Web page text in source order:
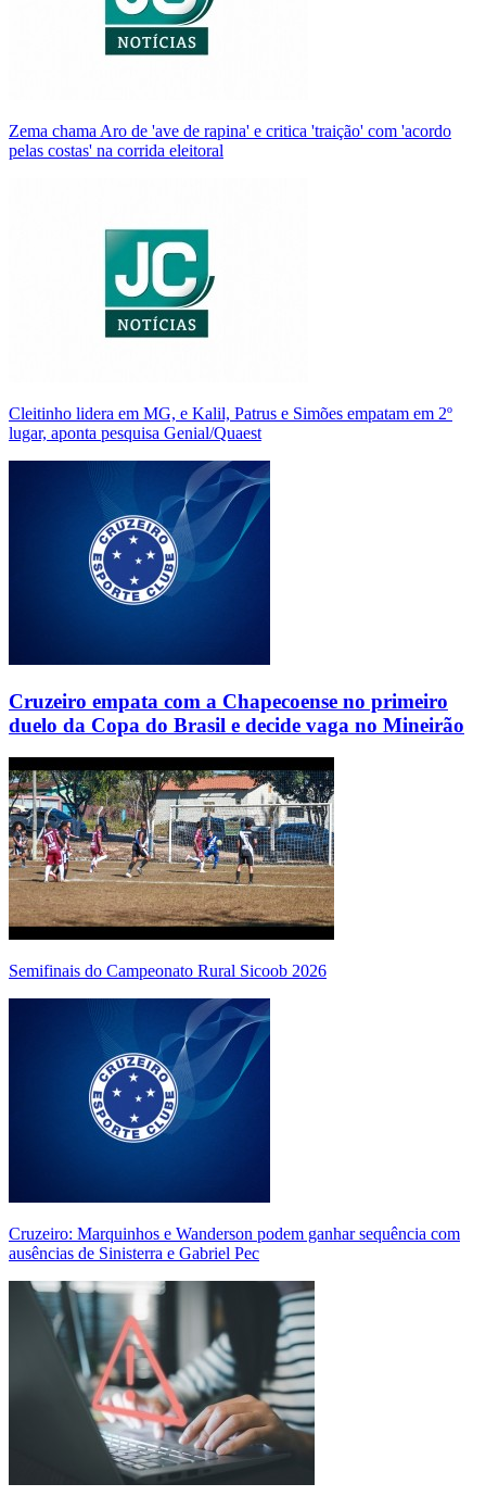
Zema chama Aro de 'ave de rapina' e critica 'traição' com 'acordo
pelas costas' na corrida eleitoral
Cleitinho lidera em MG, e Kalil, Patrus e Simões empatam em 2º
lugar, aponta pesquisa Genial/Quaest
Cruzeiro empata com a Chapecoense no primeiro
duelo da Copa do Brasil e decide vaga no Mineirão
Semifinais do Campeonato Rural Sicoob 2026
Cruzeiro: Marquinhos e Wanderson podem ganhar sequência com
ausências de Sinisterra e Gabriel Pec